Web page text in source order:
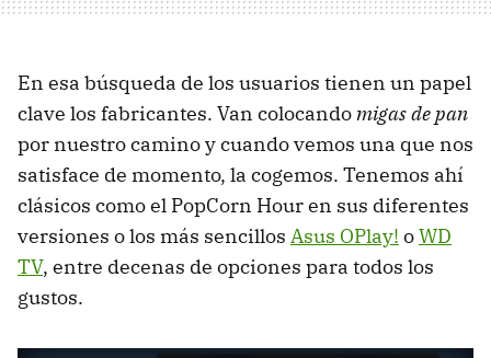
En esa búsqueda de los usuarios tienen un papel
clave los fabricantes. Van colocandomigas de pan
por nuestro camino y cuando vemos una que nos
satisface de momento, la cogemos. Tenemos ahí
clásicos como el PopCorn Hour en sus diferentes
versiones o los más sencillos Asus OPlay! oWD
TV, entre decenas de opciones para todos los
gustos.